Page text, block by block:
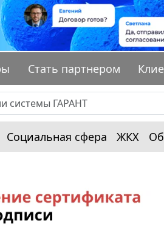
Стать партнером
Социальная сфера ЖКХ